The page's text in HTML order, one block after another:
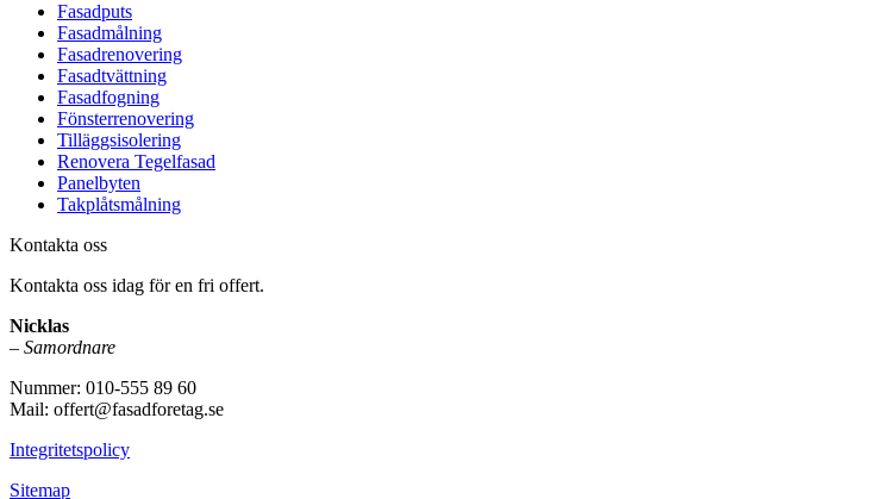
Fasadputs
Fasadmålning
Fasadrenovering
Fasadtvättning
Fasadfogning
Fönsterrenovering
Tilläggsisolering
Renovera Tegelfasad
Panelbyten
Takplåtsmålning
Kontakta oss
Kontakta oss idag för en fri offert.
Nicklas
– Samordnare
Nummer: 010-555 89 60
Mail: offert@fasadforetag.se
Integritetspolicy
Sitemap